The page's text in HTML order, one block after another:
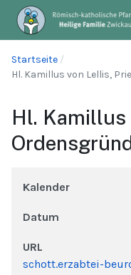
Startseite
Hl. Kamillus von Lellis,
Hl. Kamillus
Kalender
Datum
URL
schott.erzabtei-